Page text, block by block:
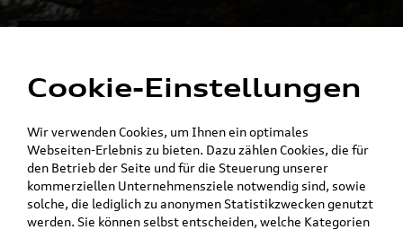
Cookie-Einstellungen
Wir verwenden Cookies, um Ihnen ein optimales
Webseiten-Erlebnis zu bieten. Dazu zählen Cookies, die für
den Betrieb der Seite und für die Steuerung unserer
kommerziellen Unternehmensziele notwendig sind, sowie
solche, die lediglich zu anonymen Statistikzwecken genutzt
werden. Sie können selbst entscheiden, welche Kategorien